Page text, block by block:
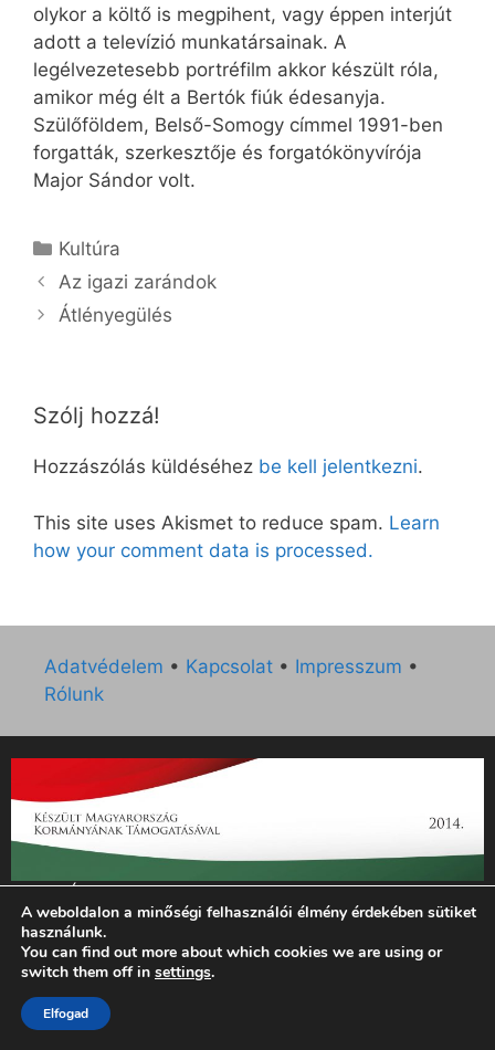
olykor a költő is megpihent, vagy éppen interjút
adott a televízió munkatársainak. A
legélvezetesebb portréfilm akkor készült róla,
amikor még élt a Bertók fiúk édesanyja.
Szülőföldem, Belső-Somogy címmel 1991-ben
forgatták, szerkesztője és forgatókönyvírója
Major Sándor volt.
Kategória
Kultúra
Az igazi zarándok
Átlényegülés
Szólj hozzá!
Hozzászólás küldéséhez be kell jelentkezni.
This site uses Akismet to reduce spam. Learn
how your comment data is processed.
Adatvédelem • Kapcsolat • Impresszum •
Rólunk
„Az Új Ember katolikus hetilap 2014. évi működésének
támogatását az EGYH-KCP-14-P-0121 sz. támogatási
szerződés keretében 3 000 000 Ft összegben támogatta az
Emberi Erőforrások Minisztériuma.”
© 2026 Magyar Kurír - Új Ember
A weboldalon a minőségi felhasználói élmény érdekében sütiket
használunk.
You can find out more about which cookies we are using or
switch them off in settings.
Elfogad